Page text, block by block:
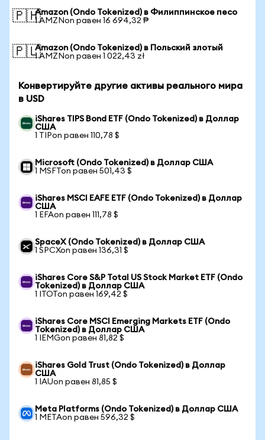
🇵🇭Amazon (Ondo Tokenized) в Филиппинское песо
1 AMZNon равен 16 694,32 ₱
🇵🇱Amazon (Ondo Tokenized) в Польский злотый
1 AMZNon равен 1 022,43 zł
Конвертируйте другие активы реального мира
в USD
iShares TIPS Bond ETF (Ondo Tokenized) в Доллар
США
1 TIPon равен 110,78 $
Microsoft (Ondo Tokenized) в Доллар США
1 MSFTon равен 501,43 $
iShares MSCI EAFE ETF (Ondo Tokenized) в Доллар
США
1 EFAon равен 111,78 $
SpaceX (Ondo Tokenized) в Доллар США
1 SPCXon равен 136,31 $
iShares Core S&P Total US Stock Market ETF (Ondo
Tokenized) в Доллар США
1 ITOTon равен 169,42 $
iShares Core MSCI Emerging Markets ETF (Ondo
Tokenized) в Доллар США
1 IEMGon равен 81,82 $
iShares Gold Trust (Ondo Tokenized) в Доллар
США
1 IAUon равен 81,85 $
Meta Platforms (Ondo Tokenized) в Доллар США
1 METAon равен 596,32 $